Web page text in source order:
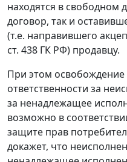
находятся в свободном
договор, так и
(т.е. направившего
ст. 438 ГК РФ) продавцу.
При этом освобождение
ответственности за
за ненадлежащее
возможно в
защите прав
докажет, что